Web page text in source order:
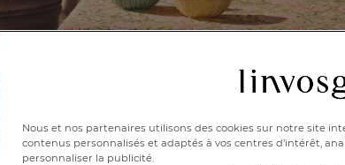
Nappe carrée
Vanille-Fraise
Dès
Dès
Nous et nos partenaires utilisons des cookies sur notre site
contenus personnalisés et adaptés à vos centres d’intérêt,
personnaliser la publicité.